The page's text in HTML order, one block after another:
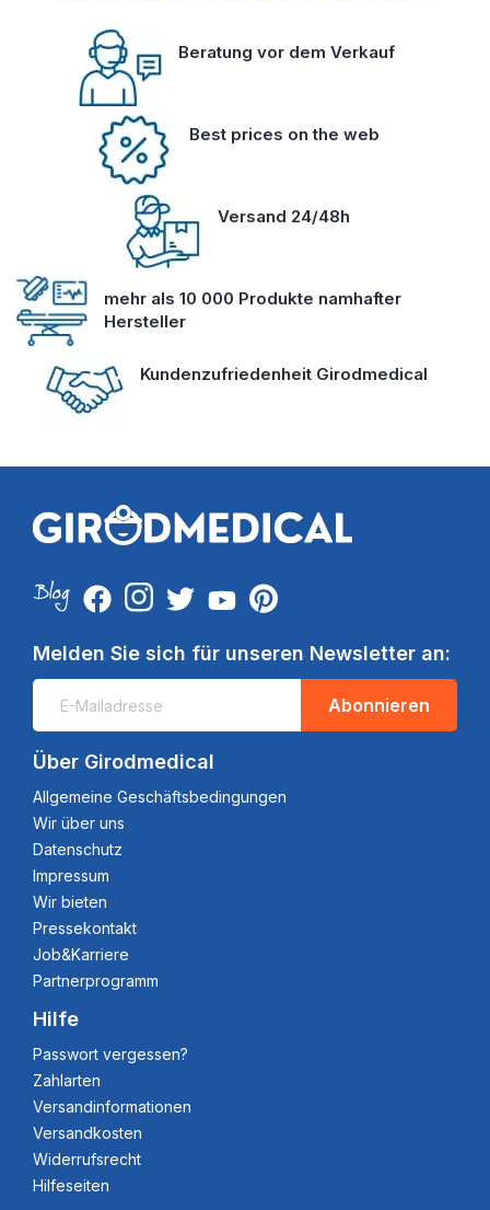
Beratung vor dem Verkauf
Best prices on the web
Versand 24/48h
mehr als 10 000 Produkte namhafter
Hersteller
Kundenzufriedenheit Girodmedical
Melden Sie sich für unseren Newsletter an:
Abonnieren
Über Girodmedical
Allgemeine Geschäftsbedingungen
Wir über uns
Datenschutz
Impressum
Wir bieten
Pressekontakt
Job&Karriere
Partnerprogramm
Hilfe
Passwort vergessen?
Zahlarten
Versandinformationen
Versandkosten
Widerrufsrecht
Hilfeseiten